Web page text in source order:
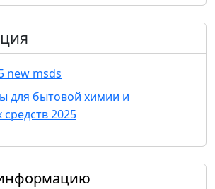
new msds
для бытовой химии и
2025